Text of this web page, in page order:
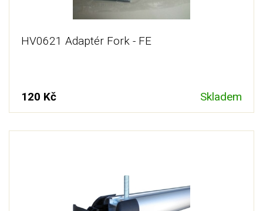
HV0621 Adaptér Fork - FE
120 Kč Skladem